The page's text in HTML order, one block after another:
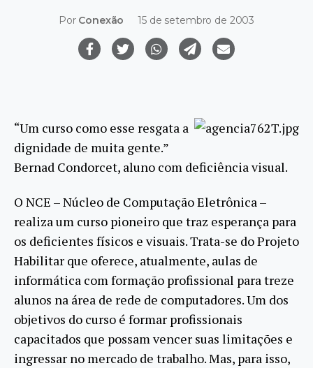
Por Conexão 15 de setembro de 2003
“Um curso como esse resgata a
dignidade de muita gente.”
Bernad Condorcet, aluno com deficiência visual.
O NCE – Núcleo de Computação Eletrônica –
realiza um curso pioneiro que traz esperança para
os deficientes físicos e visuais. Trata-se do Projeto
Habilitar que oferece, atualmente, aulas de
informática com formação profissional para treze
alunos na área de rede de computadores. Um dos
objetivos do curso é formar profissionais
capacitados que possam vencer suas limitações e
ingressar no mercado de trabalho. Mas, para isso,